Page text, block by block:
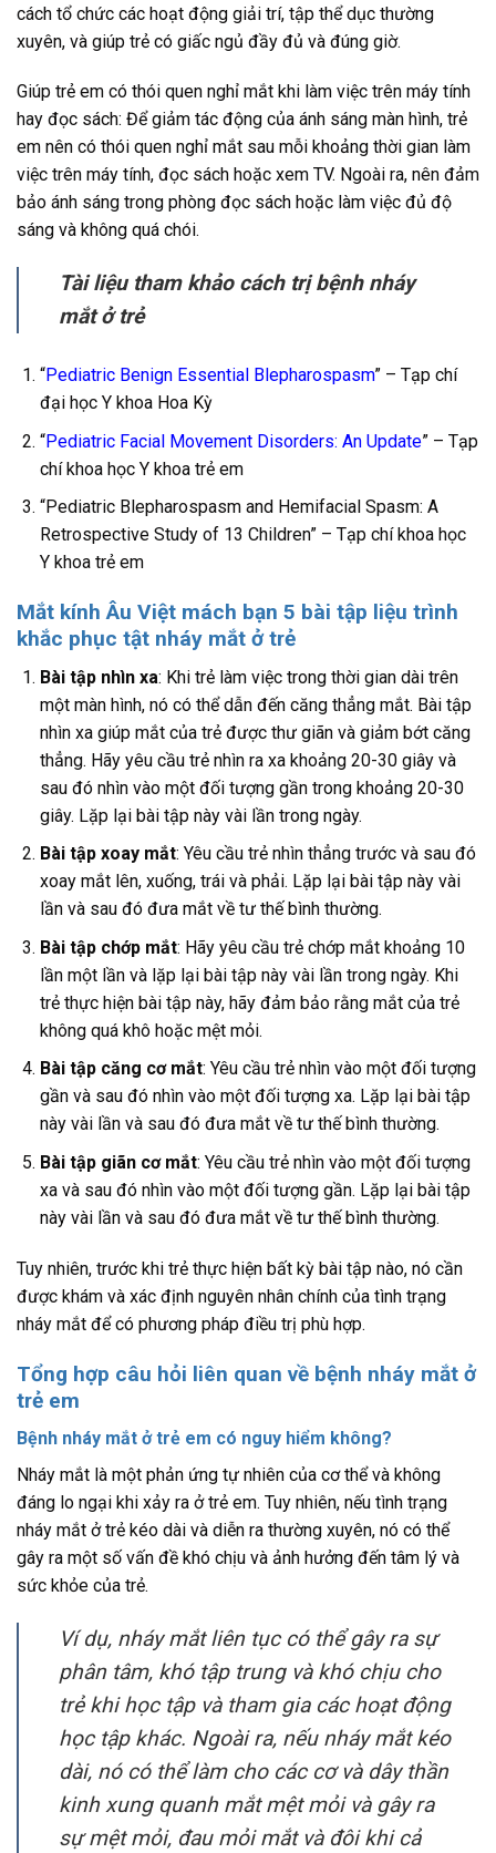
cách tổ chức các hoạt động giải trí, tập thể dục thường
xuyên, và giúp trẻ có giấc ngủ đầy đủ và đúng giờ.
Giúp trẻ em có thói quen nghỉ mắt khi làm việc trên máy tính
hay đọc sách: Để giảm tác động của ánh sáng màn hình, trẻ
em nên có thói quen nghỉ mắt sau mỗi khoảng thời gian làm
việc trên máy tính, đọc sách hoặc xem TV. Ngoài ra, nên đảm
bảo ánh sáng trong phòng đọc sách hoặc làm việc đủ độ
sáng và không quá chói.
Tài liệu tham khảo cách trị bệnh nháy
mắt ở trẻ
“Pediatric Benign Essential Blepharospasm” – Tạp chí
đại học Y khoa Hoa Kỳ
“Pediatric Facial Movement Disorders: An Update” – Tạp
chí khoa học Y khoa trẻ em
“Pediatric Blepharospasm and Hemifacial Spasm: A
Retrospective Study of 13 Children” – Tạp chí khoa học
Y khoa trẻ em
Mắt kính Âu Việt mách bạn 5 bài tập liệu trình
khắc phục tật nháy mắt ở trẻ
Bài tập nhìn xa: Khi trẻ làm việc trong thời gian dài trên
một màn hình, nó có thể dẫn đến căng thẳng mắt. Bài tập
nhìn xa giúp mắt của trẻ được thư giãn và giảm bớt căng
thẳng. Hãy yêu cầu trẻ nhìn ra xa khoảng 20-30 giây và
sau đó nhìn vào một đối tượng gần trong khoảng 20-30
giây. Lặp lại bài tập này vài lần trong ngày.
Bài tập xoay mắt: Yêu cầu trẻ nhìn thẳng trước và sau đó
xoay mắt lên, xuống, trái và phải. Lặp lại bài tập này vài
lần và sau đó đưa mắt về tư thế bình thường.
Bài tập chớp mắt: Hãy yêu cầu trẻ chớp mắt khoảng 10
lần một lần và lặp lại bài tập này vài lần trong ngày. Khi
trẻ thực hiện bài tập này, hãy đảm bảo rằng mắt của trẻ
không quá khô hoặc mệt mỏi.
Bài tập căng cơ mắt: Yêu cầu trẻ nhìn vào một đối tượng
gần và sau đó nhìn vào một đối tượng xa. Lặp lại bài tập
này vài lần và sau đó đưa mắt về tư thế bình thường.
Bài tập giãn cơ mắt: Yêu cầu trẻ nhìn vào một đối tượng
xa và sau đó nhìn vào một đối tượng gần. Lặp lại bài tập
này vài lần và sau đó đưa mắt về tư thế bình thường.
Tuy nhiên, trước khi trẻ thực hiện bất kỳ bài tập nào, nó cần
được khám và xác định nguyên nhân chính của tình trạng
nháy mắt để có phương pháp điều trị phù hợp.
Tổng hợp câu hỏi liên quan về bệnh nháy mắt ở
trẻ em
Bệnh nháy mắt ở trẻ em có nguy hiểm không?
Nháy mắt là một phản ứng tự nhiên của cơ thể và không
đáng lo ngại khi xảy ra ở trẻ em. Tuy nhiên, nếu tình trạng
nháy mắt ở trẻ kéo dài và diễn ra thường xuyên, nó có thể
gây ra một số vấn đề khó chịu và ảnh hưởng đến tâm lý và
sức khỏe của trẻ.
Ví dụ, nháy mắt liên tục có thể gây ra sự
phân tâm, khó tập trung và khó chịu cho
trẻ khi học tập và tham gia các hoạt động
học tập khác. Ngoài ra, nếu nháy mắt kéo
dài, nó có thể làm cho các cơ và dây thần
kinh xung quanh mắt mệt mỏi và gây ra
sự mệt mỏi, đau mỏi mắt và đôi khi cả